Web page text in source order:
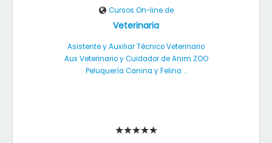
Cursos On-line de
Veterinaria
Asistente y Auxiliar Técnico Veterinario
Aux Veterinario y Cuidador de Anim ZOO
Peluquería Canina y Felina ...